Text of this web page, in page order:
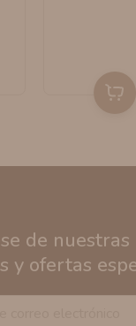
de
y ofertas